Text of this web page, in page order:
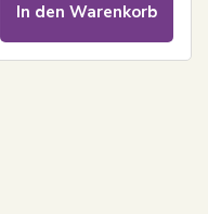
In den Warenkorb